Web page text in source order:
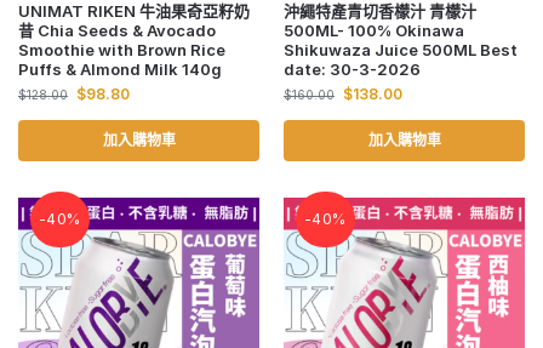
UNIMAT RIKEN 牛油果奇亞籽奶
昔 Chia Seeds & Avocado
Smoothie with Brown Rice
Puffs & Almond Milk 140g
$128.00 $98.80
加入購物車
沖繩特產青切香檬汁 青檬汁
500ML- 100% Okinawa
Shikuwaza Juice 500ML Best
date: 30-3-2026
$160.00 $138.00
加入購物車
-40% -40%